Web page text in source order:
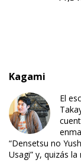
Kagami
El
“Densetsu no
Usagi” y, quizás